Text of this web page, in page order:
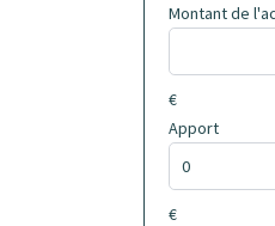
Montant de
€
Apport
€